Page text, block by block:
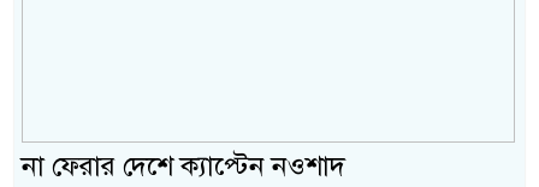
না ফেরার দেশে ক্যাপ্টেন নওশাদ